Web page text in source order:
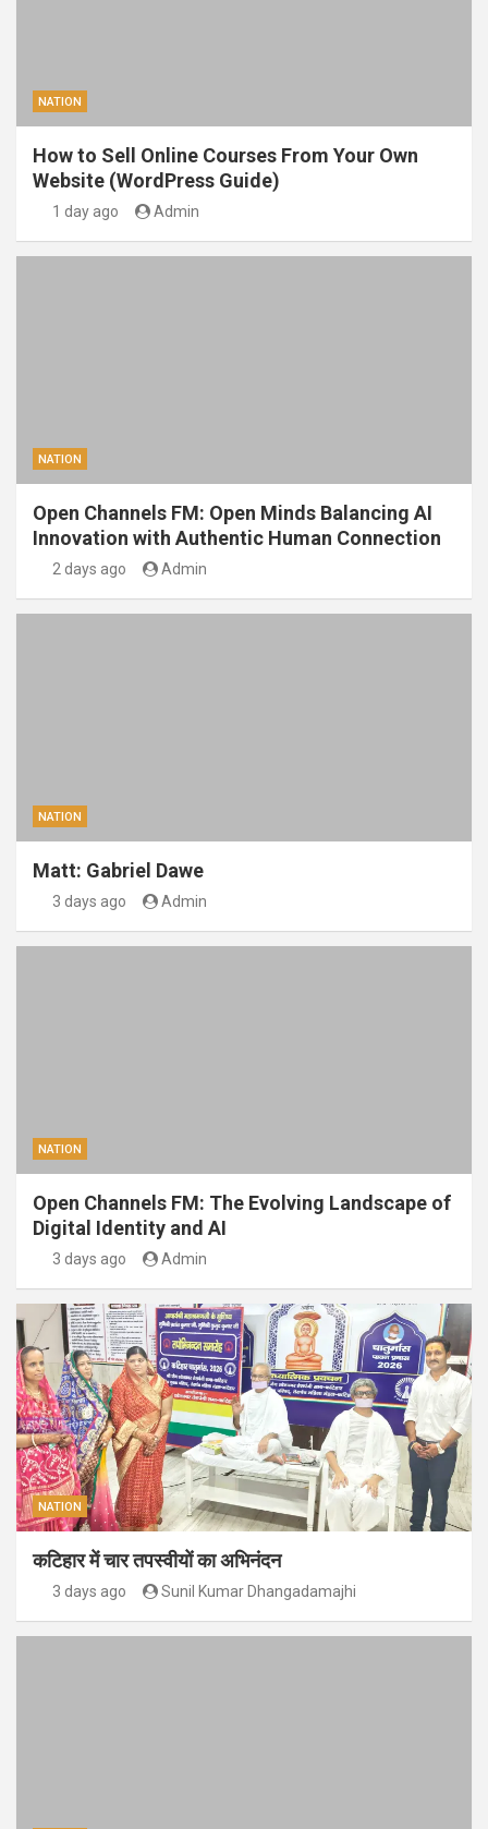
NATION
How to Sell Online Courses From Your Own
Website (WordPress Guide)
1 day ago Admin
NATION
Open Channels FM: Open Minds Balancing AI
Innovation with Authentic Human Connection
2 days ago Admin
NATION
Matt: Gabriel Dawe
3 days ago Admin
NATION
Open Channels FM: The Evolving Landscape of
Digital Identity and AI
3 days ago Admin
NATION
कटिहार में चार तपस्वीयों का अभिनंदन
3 days ago Sunil Kumar Dhangadamajhi